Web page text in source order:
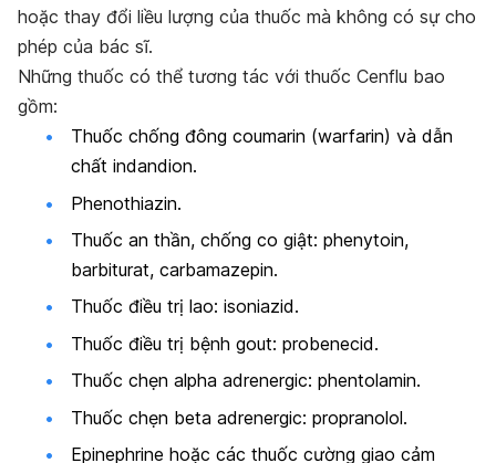
hoặc thay đổi liều lượng của thuốc mà không có sự cho
phép của bác sĩ.
Những thuốc có thể tương tác với thuốc Cenflu bao
gồm:
Thuốc chống đông coumarin (warfarin) và dẫn
chất indandion.
Phenothiazin.
Thuốc an thần, chống co giật: phenytoin,
barbiturat, carbamazepin.
Thuốc điều trị lao: isoniazid.
Thuốc điều trị bệnh gout: probenecid.
Thuốc chẹn alpha adrenergic: phentolamin.
Thuốc chẹn beta adrenergic: propranolol.
Epinephrine hoặc các thuốc cường giao cảm